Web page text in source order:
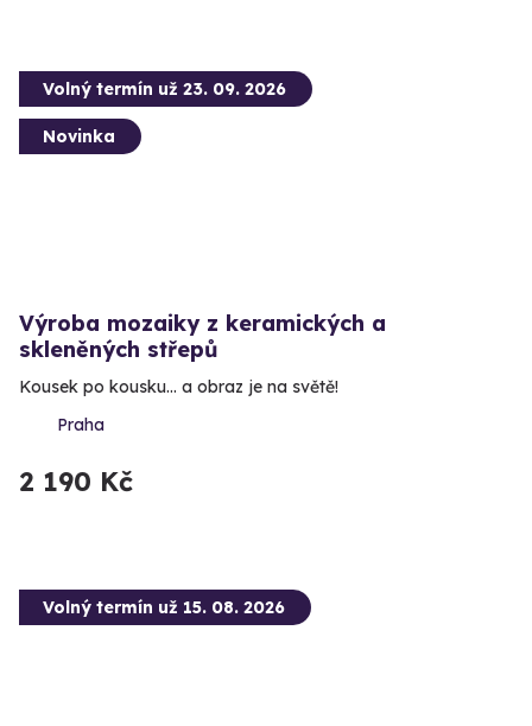
Volný termín už 23. 09. 2026
Novinka
Výroba mozaiky z keramických a
skleněných střepů
Kousek po kousku… a obraz je na světě!
Praha
2 190 Kč
Volný termín už 15. 08. 2026